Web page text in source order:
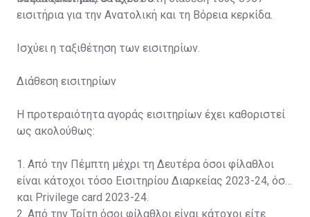
εισιτήρια για την Ανατολική και τη Βόρεια κερκίδα.
Ισχύει η ταξιθέτηση των εισιτηρίων.
Διάθεση εισιτηρίων
Η προτεραιότητα αγοράς εισιτηρίων έχει καθοριστεί
ως ακολούθως:
1. Από την Πέμπτη μέχρι τη Δευτέρα όσοι φίλαθλοι
είναι κάτοχοι τόσο Εισιτηρίου Διαρκείας 2023-24, όσο
και Privilege card 2023-24.
2. Από την Τρίτη όσοι φίλαθλοι είναι κάτοχοι είτε